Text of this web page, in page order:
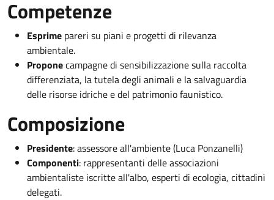
Competenze
Esprime pareri su piani e progetti di rilevanza
ambientale.
Proponecampagne di sensibilizzazione sulla raccolta
differenziata, la tutela degli animali e la salvaguardia
delle risorse idriche e del patrimonio faunistico.
Composizione
Presidente: assessore all'ambiente (Luca Ponzanelli)
Componenti: rappresentanti delle associazioni
ambientaliste iscritte all'albo, esperti di ecologia, cittadini
delegati.